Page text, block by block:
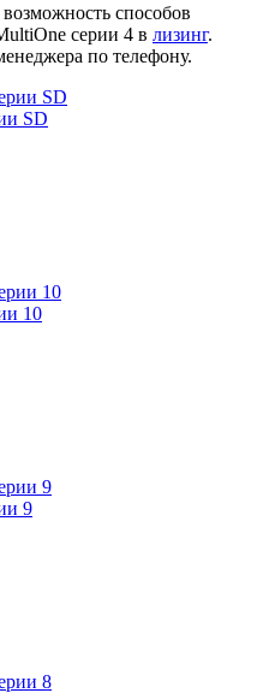
способов
серии 4 в лизинг.
по телефону.
SD
10
9